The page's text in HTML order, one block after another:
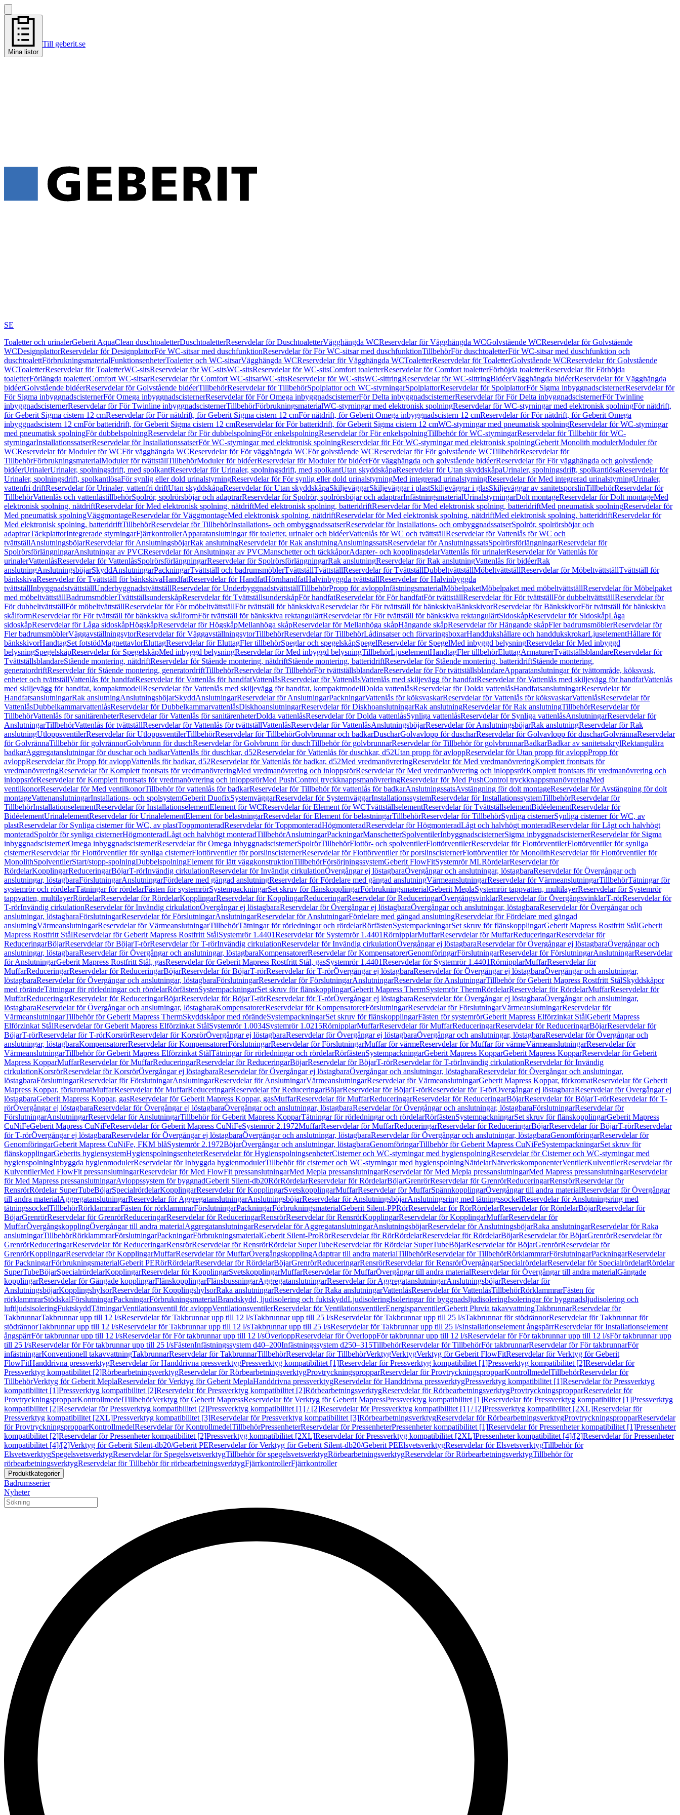
Mina listor
Till geberit.se
SE
Toaletter och urinalerGeberit AquaClean duschtoaletterDuschtoaletterReservdelar för DuschtoaletterVägghängda WCReservdelar för Vägghängda WCGolvstående WCReservdelar för Golvstående
WCDesignplattorReservdelar för DesignplattorFör WC-sitsar med duschfunktionReservdelar för För WC-sitsar med duschfunktionTillbehörFör duschtoaletterFör WC-sitsar med duschfunktion och
duschtoalettFörbrukningsmaterialFunktionsenheterToaletter och WC-sitsarVägghängda WCReservdelar för Vägghängda WCToaletterReservdelar för ToaletterGolvstående WCReservdelar för Golvstående
WCToaletterReservdelar för ToaletterWC-sitsReservdelar för WC-sitsWC-sitsReservdelar för WC-sitsComfort toaletterReservdelar för Comfort toaletterFörhöjda toaletterReservdelar för Förhöjda
toaletterFörlängda toaletterComfort WC-sitsarReservdelar för Comfort WC-sitsarWC-sitsReservdelar för WC-sitsWC-sittringReservdelar för WC-sittringBidéerVägghängda bidéerReservdelar för Vägghängda
bidéerGolvstående bidéerReservdelar för Golvstående bidéerTillbehörReservdelar för TillbehörSpolplattor och WC-styrningarSpolplattorReservdelar för SpolplattorFör Sigma inbyggnadscisternerReservdelar för
För Sigma inbyggnadscisternerFör Omega inbyggnadscisternerReservdelar för För Omega inbyggnadscisternerFör Delta inbyggnadscisternerReservdelar för För Delta inbyggnadscisternerFör Twinline
inbyggnadscisternerReservdelar för För Twinline inbyggnadscisternerTillbehörFörbrukningsmaterialWC-styrningar med elektronisk spolningReservdelar för WC-styrningar med elektronisk spolningFör nätdrift,
för Geberit Sigma cistern 12 cmReservdelar för För nätdrift, för Geberit Sigma cistern 12 cmFör nätdrift, för Geberit Omega inbyggnadscistern 12 cmReservdelar för För nätdrift, för Geberit Omega
inbyggnadscistern 12 cmFör batteridrift, för Geberit Sigma cistern 12 cmReservdelar för För batteridrift, för Geberit Sigma cistern 12 cmWC-styrningar med pneumatisk spolningReservdelar för WC-styrningar
med pneumatisk spolningFör dubbelspolningReservdelar för För dubbelspolningFör enkelspolningReservdelar för För enkelspolningTillbehör för WC-styrningarReservdelar för Tillbehör för WC-
styrningarInstallationssatserReservdelar för InstallationssatserFör WC-styrningar med elektronisk spolningReservdelar för För WC-styrningar med elektronisk spolningGeberit Monolith modulerModuler för
WCReservdelar för Moduler för WCFör vägghängda WCReservdelar för För vägghängda WCFör golvstående WCReservdelar för För golvstående WCTillbehörReservdelar för
TillbehörFörbrukningsmaterialModuler för tvättställTillbehörModuler för bidéerReservdelar för Moduler för bidéerFör vägghängda och golvstående bidéerReservdelar för För vägghängda och golvstående
bidéerUrinalerUrinaler, spolningsdrift, med spolkantReservdelar för Urinaler, spolningsdrift, med spolkantUtan skyddskåpaReservdelar för Utan skyddskåpaUrinaler, spolningsdrift, spolkantlösaReservdelar för
Urinaler, spolningsdrift, spolkantlösaFör synlig eller dold urinalstyrningReservdelar för För synlig eller dold urinalstyrningMed integrerad urinalstyrningReservdelar för Med integrerad urinalstyrningUrinaler,
vattenfri driftReservdelar för Urinaler, vattenfri driftUtan skyddskåpaReservdelar för Utan skyddskåpaSkiljeväggarSkiljeväggar i plastSkiljeväggar i glasSkiljeväggar av sanitetsporslinTillbehörReservdelar för
TillbehörVattenlås och vattenlåstillbehörSpolrör, spolrörsböjar och adaptrarReservdelar för Spolrör, spolrörsböjar och adaptrarInfästningsmaterialUrinalstyrningarDolt montageReservdelar för Dolt montageMed
elektronisk spolning, nätdriftReservdelar för Med elektronisk spolning, nätdriftMed elektronisk spolning, batteridriftReservdelar för Med elektronisk spolning, batteridriftMed pneumatisk spolningReservdelar för
Med pneumatisk spolningVäggmontageReservdelar för VäggmontageMed elektronisk spolning, nätdriftReservdelar för Med elektronisk spolning, nätdriftMed elektronisk spolning, batteridriftReservdelar för
Med elektronisk spolning, batteridriftTillbehörReservdelar för TillbehörInstallations- och ombyggnadssatserReservdelar för Installations- och ombyggnadssatserSpolrör, spolrörsböjar och
adaptrarTäckplattorIntegrerade styrningarFjärrkontrollerApparatanslutningar för toaletter, urinaler och bidéerVattenlås för WC och tvättställReservdelar för Vattenlås för WC och
tvättställAnslutningsböjarReservdelar för AnslutningsböjarRak anslutningReservdelar för Rak anslutningAnslutningssatsReservdelar för AnslutningssatsSpolrörsförlängningarReservdelar för
SpolrörsförlängningarAnslutningar av PVCReservdelar för Anslutningar av PVCManschetter och täckkåporAdapter- och kopplingsdelarVattenlås för urinalerReservdelar för Vattenlås för
urinalerVattenlåsReservdelar för VattenlåsSpolrörsförlängningarReservdelar för SpolrörsförlängningarRak anslutningReservdelar för Rak anslutningVattenlås för bidéerRak
anslutningAnslutningsböjarSkyddAnslutningarPackningarTvättställ och badrumsmöblerTvättställTvättställReservdelar för TvättställDubbeltvättställMöbeltvättställReservdelar för MöbeltvättställTvättställ för
bänkskivaReservdelar för Tvättställ för bänkskivaHandfatReservdelar för HandfatHörnhandfatHalvinbyggda tvättställReservdelar för Halvinbyggda
tvättställInbyggnadstvättställUnderbyggnadstvättställReservdelar för UnderbyggnadstvättställTillbehörPropp för avloppInfästningsmaterialMöbelpaketMöbelpaket med möbeltvättställReservdelar för Möbelpaket
med möbeltvättställBadrumsmöblerTvättställsunderskåpReservdelar för TvättställsunderskåpFör handfatReservdelar för För handfatFör tvättställReservdelar för För tvättställFör dubbeltvättställReservdelar för
För dubbeltvättställFör möbeltvättställReservdelar för För möbeltvättställFör tvättställ för bänkskivaReservdelar för För tvättställ för bänkskivaBänkskivorReservdelar för BänkskivorFör tvättställ för bänkskiva
skålformReservdelar för För tvättställ för bänkskiva skålformFör tvättställ för bänkskiva rektangulärtReservdelar för För tvättställ för bänkskiva rektangulärtSidoskåpReservdelar för SidoskåpLåga
sidoskåpReservdelar för Låga sidoskåpHögskåpReservdelar för HögskåpMellanhöga skåpReservdelar för Mellanhöga skåpHängande skåpReservdelar för Hängande skåpFler badrumsmöblerReservdelar för
Fler badrumsmöblerVäggavställningsytorReservdelar för VäggavställningsytorTillbehörReservdelar för TillbehörLådinsatser och förvaringsboxarHanddukshållare och handdukskrokarLjuselementHållare för
bänkskivorHandtagSet fotstödMagnettavlorEluttagReservdelar för EluttagFler tillbehörSpeglar och spegelskåpSpegelReservdelar för SpegelMed inbyggd belysningReservdelar för Med inbyggd
belysningSpegelskåpReservdelar för SpegelskåpMed inbyggd belysningReservdelar för Med inbyggd belysningTillbehörLjuselementHandtagFler tillbehörEluttagArmaturerTvättställsblandareReservdelar för
TvättställsblandareStående montering, nätdriftReservdelar för Stående montering, nätdriftStående montering, batteridriftReservdelar för Stående montering, batteridriftStående montering,
generatordriftReservdelar för Stående montering, generatordriftTillbehörReservdelar för TillbehörFör tvättställsblandareReservdelar för För tvättställsblandareApparatanslutningar för tvättområde, köksvask,
enheter och tvättställVattenlås för handfatReservdelar för Vattenlås för handfatVattenlåsReservdelar för VattenlåsVattenlås med skiljevägg för handfatReservdelar för Vattenlås med skiljevägg för handfatVattenlås
med skiljevägg för handfat, kompaktmodellReservdelar för Vattenlås med skiljevägg för handfat, kompaktmodellDolda vattenlåsReservdelar för Dolda vattenlåsHandfatsanslutningarReservdelar för
HandfatsanslutningarRak anslutningAnslutningsböjarSkyddAnslutningarReservdelar för AnslutningarPackningarVattenlås för köksvaskarReservdelar för Vattenlås för köksvaskarVattenlåsReservdelar för
VattenlåsDubbelkammarvattenlåsReservdelar för DubbelkammarvattenlåsDiskhoanslutningarReservdelar för DiskhoanslutningarRak anslutningReservdelar för Rak anslutningTillbehörReservdelar för
TillbehörVattenlås för sanitärenheterReservdelar för Vattenlås för sanitärenheterDolda vattenlåsReservdelar för Dolda vattenlåsSynliga vattenlåsReservdelar för Synliga vattenlåsAnslutningarReservdelar för
AnslutningarTillbehörVattenlås för tvättställReservdelar för Vattenlås för tvättställVattenlåsReservdelar för VattenlåsAnslutningsböjarReservdelar för AnslutningsböjarRak anslutningReservdelar för Rak
anslutningUtloppsventilerReservdelar för UtloppsventilerTillbehörReservdelar för TillbehörGolvbrunnar och badkarDuscharGolvavlopp för duscharReservdelar för Golvavlopp för duscharGolvrännaReservdelar
för GolvrännaTillbehör för golvrännorGolvbrunn för duschReservdelar för Golvbrunn för duschTillbehör för golvbrunnarReservdelar för Tillbehör för golvbrunnarBadkarBadkar av sanitetsakrylRektangulära
badkarAggregatanslutningar för duschar och badkarVattenlås för duschkar, d52Reservdelar för Vattenlås för duschkar, d52Utan propp för avloppReservdelar för Utan propp för avloppPropp för
avloppReservdelar för Propp för avloppVattenlås för badkar, d52Reservdelar för Vattenlås för badkar, d52Med vredmanövreringReservdelar för Med vredmanövreringKomplett frontsats för
vredmanövreringReservdelar för Komplett frontsats för vredmanövreringMed vredmanövrering och inloppsrörReservdelar för Med vredmanövrering och inloppsrörKomplett frontsats för vredmanövrering och
inloppsrörReservdelar för Komplett frontsats för vredmanövrering och inloppsrörMed PushControl tryckknappsmanövreringReservdelar för Med PushControl tryckknappsmanövreringMed
ventilkonorReservdelar för Med ventilkonorTillbehör för vattenlås för badkarReservdelar för Tillbehör för vattenlås för badkarAnslutningssatsAvstängning för dolt montageReservdelar för Avstängning för dolt
montageVattenanslutningarInstallations- och spolsystemGeberit DuofixSystemväggarReservdelar för SystemväggarInstallationssystemReservdelar för InstallationssystemTillbehörReservdelar för
TillbehörInstallationselementReservdelar för InstallationselementElement för WCReservdelar för Element för WCTvättställselementReservdelar för TvättställselementBidéelementReservdelar för
BidéelementUrinalelementReservdelar för UrinalelementElement för belastningarReservdelar för Element för belastningarTillbehörReservdelar för TillbehörSynliga cisternerSynliga cisterner för WC, av
plastReservdelar för Synliga cisterner för WC, av plastToppmonteradReservdelar för ToppmonteradHögmonteradReservdelar för HögmonteradLågt och halvhögt monteradReservdelar för Lågt och halvhögt
monteradSpolrör för synliga cisternerHögmonteradLågt och halvhögt monteradTillbehörAnslutningarPackningarManschetterSpolventilerInbyggnadscisternerSigma inbyggnadscisternerReservdelar för Sigma
inbyggnadscisternerOmega inbyggnadscisternerReservdelar för Omega inbyggnadscisternerSpolrörTillbehörFlottör- och spolventilerFlottörventilerReservdelar för FlottörventilerFlottörventiler för synliga
cisternerReservdelar för Flottörventiler för synliga cisternerFlottörventiler för porslinscisternerReservdelar för Flottörventiler för porslinscisternerFlottörventiler för MonolithReservdelar för Flottörventiler för
MonolithSpolventilerStart/stopp-spolningDubbelspolningElement för lätt väggkonstruktionTillbehörFörsörjningssystemGeberit FlowFitSystemrör MLRördelarReservdelar för
RördelarKopplingarReduceringarBöjarT-rörInvändig cirkulationReservdelar för Invändig cirkulationÖvergångar ej löstagbaraÖvergångar och anslutningar, löstagbaraReservdelar för Övergångar och
anslutningar, löstagbaraFörslutningarAnslutningarFördelare med gängad anslutningReservdelar för Fördelare med gängad anslutningVärmeanslutningarReservdelar för VärmeanslutningarTillbehörTätningar för
systemrör och rördelarTätningar för rördelarFästen för systemrörSystempackningarSet skruv för flänskopplingarFörbrukningsmaterialGeberit MeplaSystemrör tappvatten, multilayerReservdelar för Systemrör
tappvatten, multilayerRördelarReservdelar för RördelarKopplingarReservdelar för KopplingarReduceringarReservdelar för ReduceringarÖvergångsvinklarReservdelar för ÖvergångsvinklarT-rörReservdelar för
T-rörInvändig cirkulationReservdelar för Invändig cirkulationÖvergångar ej löstagbaraReservdelar för Övergångar ej löstagbaraÖvergångar och anslutningar, löstagbaraReservdelar för Övergångar och
anslutningar, löstagbaraFörslutningarReservdelar för FörslutningarAnslutningarReservdelar för AnslutningarFördelare med gängad anslutningReservdelar för Fördelare med gängad
anslutningVärmeanslutningarReservdelar för VärmeanslutningarTillbehörTätningar för rörledningar och rördelarRörfästenSystempackningarSet skruv för flänskopplingarGeberit Mapress Rostfritt StålGeberit
Mapress Rostfritt StålReservdelar för Geberit Mapress Rostfritt StålSystemrör 1.4401Reservdelar för Systemrör 1.4401RörnipplarMuffarReservdelar för MuffarReduceringarReservdelar för
ReduceringarBöjarReservdelar för BöjarT-rörReservdelar för T-rörInvändig cirkulationReservdelar för Invändig cirkulationÖvergångar ej löstagbaraReservdelar för Övergångar ej löstagbaraÖvergångar och
anslutningar, löstagbaraReservdelar för Övergångar och anslutningar, löstagbaraKompensatorerReservdelar för KompensatorerGenomföringarFörslutningarReservdelar för FörslutningarAnslutningarReservdelar
för AnslutningarGeberit Mapress Rostfritt Stål, gasReservdelar för Geberit Mapress Rostfritt Stål, gasSystemrör 1.4401Reservdelar för Systemrör 1.4401RörnipplarMuffarReservdelar för
MuffarReduceringarReservdelar för ReduceringarBöjarReservdelar för BöjarT-rörReservdelar för T-rörÖvergångar ej löstagbaraReservdelar för Övergångar ej löstagbaraÖvergångar och anslutningar,
löstagbaraReservdelar för Övergångar och anslutningar, löstagbaraFörslutningarReservdelar för FörslutningarAnslutningarReservdelar för AnslutningarTillbehör för Geberit Mapress Rostfritt StålSkyddskåpor
med rörändeTätningar för rörledningar och rördelarRörfästenSystempackningarSet skruv för flänskopplingarGeberit Mapress ThermSystemrör ThermRördelarReservdelar för RördelarMuffarReservdelar för
MuffarReduceringarReservdelar för ReduceringarBöjarReservdelar för BöjarT-rörReservdelar för T-rörÖvergångar ej löstagbaraReservdelar för Övergångar ej löstagbaraÖvergångar och anslutningar,
löstagbaraReservdelar för Övergångar och anslutningar, löstagbaraKompensatorerReservdelar för KompensatorerFörslutningarReservdelar för FörslutningarVärmeanslutningarReservdelar för
VärmeanslutningarTillbehör för Geberit Mapress ThermSkyddskåpor med rörändeSystempackningarSet skruv för flänskopplingarFästen för systemrörGeberit Mapress Elförzinkat StålGeberit Mapress
Elförzinkat StålReservdelar för Geberit Mapress Elförzinkat StålSystemrör 1.0034Systemrör 1.0215RörnipplarMuffarReservdelar för MuffarReduceringarReservdelar för ReduceringarBöjarReservdelar för
BöjarT-rörReservdelar för T-rörKorsrörReservdelar för KorsrörÖvergångar ej löstagbaraReservdelar för Övergångar ej löstagbaraÖvergångar och anslutningar, löstagbaraReservdelar för Övergångar och
anslutningar, löstagbaraKompensatorerReservdelar för KompensatorerFörslutningarReservdelar för FörslutningarMuffar för värmeReservdelar för Muffar för värmeVärmeanslutningarReservdelar för
VärmeanslutningarTillbehör för Geberit Mapress Elförzinkat StålTätningar för rörledningar och rördelarRörfästenSystempackningarGeberit Mapress KopparGeberit Mapress KopparReservdelar för Geberit
Mapress KopparMuffarReservdelar för MuffarReduceringarReservdelar för ReduceringarBöjarReservdelar för BöjarT-rörReservdelar för T-rörInvändig cirkulationReservdelar för Invändig
cirkulationKorsrörReservdelar för KorsrörÖvergångar ej löstagbaraReservdelar för Övergångar ej löstagbaraÖvergångar och anslutningar, löstagbaraReservdelar för Övergångar och anslutningar,
löstagbaraFörslutningarReservdelar för FörslutningarAnslutningarReservdelar för AnslutningarVärmeanslutningarReservdelar för VärmeanslutningarGeberit Mapress Koppar, förkromatReservdelar för Geberit
Mapress Koppar, förkromatMuffarReservdelar för MuffarReduceringarReservdelar för ReduceringarBöjarReservdelar för BöjarT-rörReservdelar för T-rörÖvergångar ej löstagbaraReservdelar för Övergångar ej
löstagbaraGeberit Mapress Koppar, gasReservdelar för Geberit Mapress Koppar, gasMuffarReservdelar för MuffarReduceringarReservdelar för ReduceringarBöjarReservdelar för BöjarT-rörReservdelar för T-
rörÖvergångar ej löstagbaraReservdelar för Övergångar ej löstagbaraÖvergångar och anslutningar, löstagbaraReservdelar för Övergångar och anslutningar, löstagbaraFörslutningarReservdelar för
FörslutningarAnslutningarReservdelar för AnslutningarTillbehör för Geberit Mapress KopparTätningar för rörledningar och rördelarRörfästenSystempackningarSet skruv för flänskopplingarGeberit Mapress
CuNiFeGeberit Mapress CuNiFeReservdelar för Geberit Mapress CuNiFeSystemrör 2.1972MuffarReservdelar för MuffarReduceringarReservdelar för ReduceringarBöjarReservdelar för BöjarT-rörReservdelar
för T-rörÖvergångar ej löstagbaraReservdelar för Övergångar ej löstagbaraÖvergångar och anslutningar, löstagbaraReservdelar för Övergångar och anslutningar, löstagbaraGenomföringarReservdelar för
GenomföringarGeberit Mapress CuNiFe, FKM blåSystemrör 2.1972BöjarÖvergångar och anslutningar, löstagbaraGenomföringarTillbehör för Geberit Mapress CuNiFeSystempackningarSet skruv för
flänskopplingarGeberits hygiensystemHygienspolningsenheterReservdelar för HygienspolningsenheterCisterner och WC-styrningar med hygienspolningReservdelar för Cisterner och WC-styrningar med
hygienspolningInbyggda hygienmodulerReservdelar för Inbyggda hygienmodulerTillbehör för cisterner och WC-styrningar med hygienspolningNätdelarNätverkskomponenterVentilerKulventilerReservdelar för
KulventilerMed FlowFit pressanslutningarReservdelar för Med FlowFit pressanslutningarMed Mepla pressanslutningarReservdelar för Med Mepla pressanslutningarMed Mapress pressanslutningarReservdelar
för Med Mapress pressanslutningarAvloppssystem för byggnadGeberit Silent-db20RörRördelarReservdelar för RördelarBöjarGrenrörReservdelar för GrenrörReduceringarRensrörReservdelar för
RensrörRördelar SuperTubeBöjarSpecialrördelarKopplingarReservdelar för KopplingarSvetskopplingarMuffarReservdelar för MuffarSpännkopplingarÖvergångar till andra materialReservdelar för Övergångar
till andra materialAggregatanslutningarReservdelar för AggregatanslutningarAnslutningsböjarReservdelar för AnslutningsböjarAnslutningsring med tätningssockelReservdelar för Anslutningsring med
tätningssockelTillbehörRörklammrarFästen för rörklammrarFörslutningarPackningarFörbrukningsmaterialGeberit Silent-PPRörReservdelar för RörRördelarReservdelar för RördelarBöjarReservdelar för
BöjarGrenrörReservdelar för GrenrörReduceringarReservdelar för ReduceringarRensrörReservdelar för RensrörKopplingarReservdelar för KopplingarMuffarReservdelar för
MuffarÖvergångskopplingÖvergångar till andra materialAggregatanslutningarReservdelar för AggregatanslutningarAnslutningsböjarReservdelar för AnslutningsböjarRaka anslutningarReservdelar för Raka
anslutningarTillbehörRörklammrarFörslutningarPackningarFörbrukningsmaterialGeberit Silent-ProRörReservdelar för RörRördelarReservdelar för RördelarBöjarReservdelar för BöjarGrenrörReservdelar för
GrenrörReduceringarReservdelar för ReduceringarRensrörReservdelar för RensrörRördelar SuperTubeReservdelar för Rördelar SuperTubeBöjarReservdelar för BöjarGrenrörReservdelar för
GrenrörKopplingarReservdelar för KopplingarMuffarReservdelar för MuffarÖvergångskopplingAdaptrar till andra materialTillbehörReservdelar för TillbehörRörklammrarFörslutningarPackningarReservdelar
för PackningarFörbrukningsmaterialGeberit PERörRördelarReservdelar för RördelarBöjarGrenrörReduceringarRensrörReservdelar för RensrörÖvergångarSpecialrördelarReservdelar för SpecialrördelarRördelar
SuperTubeBöjarSpecialrördelarKopplingarReservdelar för KopplingarSvetskopplingarMuffarReservdelar för MuffarÖvergångar till andra materialReservdelar för Övergångar till andra materialGängade
kopplingarReservdelar för Gängade kopplingarFlänskopplingarFlänsbussningarAggregatanslutningarReservdelar för AggregatanslutningarAnslutningsböjarReservdelar för
AnslutningsböjarKopplingshylsorReservdelar för KopplingshylsorRaka anslutningarReservdelar för Raka anslutningarVattenlåsReservdelar för VattenlåsTillbehörRörklammrarFästen för
rörklammrarStödskalFörslutningarPackningarFörbrukningsmaterialBrandskydd, ljudisolering och fuktskyddLjudisoleringIsoleringar för byggnadsljudisoleringIsoleringar för byggnadsljudisolering och
luftljudsisoleringFuktskyddTätningarVentilationsventil för avloppVentilationsventilerReservdelar för VentilationsventilerEnergisparventilerGeberit Pluvia takavvattningTakbrunnarReservdelar för
TakbrunnarTakbrunnar upp till 12 l/sReservdelar för Takbrunnar upp till 12 l/sTakbrunnar upp till 25 l/sReservdelar för Takbrunnar upp till 25 l/sTakbrunnar för stödrännorReservdelar för Takbrunnar för
stödrännorTakbrunnar upp till 12 l/sReservdelar för Takbrunnar upp till 12 l/sTakbrunnar upp till 25 l/sReservdelar för Takbrunnar upp till 25 l/sInstallationselement ångspärrReservdelar för Installationselement
ångspärrFör takbrunnar upp till 12 l/sReservdelar för För takbrunnar upp till 12 l/sÖverloppReservdelar för ÖverloppFör takbrunnar upp till 12 l/sReservdelar för För takbrunnar upp till 12 l/sFör takbrunnar upp
till 25 l/sReservdelar för För takbrunnar upp till 25 l/sFästenInfästningssystem d40–200Infästningssystem d250–315TillbehörReservdelar för TillbehörFör takbrunnarReservdelar för För takbrunnarFör
infästningarKonventionell takavvattningTakbrunnarReservdelar för TakbrunnarTillbehörReservdelar för TillbehörVerktygVerktygVerktyg för Geberit FlowFitReservdelar för Verktyg för Geberit
FlowFitHanddrivna pressverktygReservdelar för Handdrivna pressverktygPressverktyg kompatibilitet [1]Reservdelar för Pressverktyg kompatibilitet [1]Pressverktyg kompatibilitet [2]Reservdelar för
Pressverktyg kompatibilitet [2]RörbearbetningsverktygReservdelar för RörbearbetningsverktygProvtryckningspropparReservdelar för ProvtryckningspropparKontrollmedelTillbehörReservdelar för
TillbehörVerktyg för Geberit MeplaReservdelar för Verktyg för Geberit MeplaHanddrivna pressverktygReservdelar för Handdrivna pressverktygPressverktyg kompatibilitet [1]Reservdelar för Pressverktyg
kompatibilitet [1]Pressverktyg kompatibilitet [2]Reservdelar för Pressverktyg kompatibilitet [2]RörbearbetningsverktygReservdelar för RörbearbetningsverktygProvtryckningspropparReservdelar för
ProvtryckningspropparKontrollmedelTillbehörVerktyg för Geberit MapressReservdelar för Verktyg för Geberit MapressPressverktyg kompatibilitet [1]Reservdelar för Pressverktyg kompatibilitet [1]Pressverktyg
kompatibilitet [2]Reservdelar för Pressverktyg kompatibilitet [2]Pressverktyg kompatibilitet [1] / [2]Reservdelar för Pressverktyg kompatibilitet [1] / [2]Pressverktyg kompatibilitet [2XL]Reservdelar för
Pressverktyg kompatibilitet [2XL]Pressverktyg kompatibilitet [3]Reservdelar för Pressverktyg kompatibilitet [3]RörbearbetningsverktygReservdelar för RörbearbetningsverktygProvtryckningspropparReservdelar
för ProvtryckningspropparKontrollmedelReservdelar för KontrollmedelTillbehörPressenheterReservdelar för PressenheterPressenheter kompatibilitet [1]Reservdelar för Pressenheter kompatibilitet [1]Pressenheter
kompatibilitet [2]Reservdelar för Pressenheter kompatibilitet [2]Pressverktyg kompatibilitet [2XL]Reservdelar för Pressverktyg kompatibilitet [2XL]Pressenheter kompatibilitet [4]/[2]Reservdelar för Pressenheter
kompatibilitet [4]/[2]Verktyg för Geberit Silent-db20/Geberit PEReservdelar för Verktyg för Geberit Silent-db20/Geberit PEElsvetsverktygReservdelar för ElsvetsverktygTillbehör för
ElsvetsverktygSpegelsvetsverktygReservdelar för SpegelsvetsverktygTillbehör för spegelsvetsverktygRörbearbetningsverktygReservdelar för RörbearbetningsverktygTillbehör för
rörbearbetningsverktygReservdelar för Tillbehör för rörbearbetningsverktygFjärrkontrollerFjärrkontroller
Produktkategorier
Badrumsserier
Nyheter